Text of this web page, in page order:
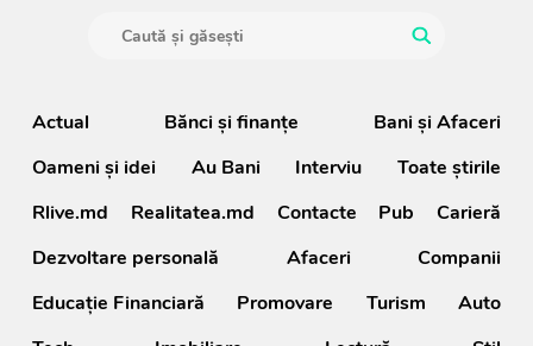
Actual Bănci şi finanţe
Bani și Afaceri
Oameni şi idei
Au Bani Interviu
Toate știrile
Rlive.md
Realitatea.md Contacte Pub
Carieră
Dezvoltare personală
Afaceri
Companii
Educație Financiară
Promovare Turism
Auto